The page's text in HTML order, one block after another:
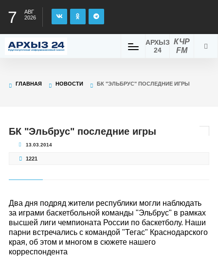
7
АВГ
2026
КЧР
FM
АРХЫЗ
24
ГЛАВНАЯ НОВОСТИ БК "ЭЛЬБРУС" ПОСЛЕДНИЕ ИГРЫ
БК "Эльбрус" последние игры
13.03.2014
1221
Два дня подряд жители республики могли наблюдать
за играми баскетбольной команды "Эльбрус" в рамках
высшей лиги чемпионата России по баскетболу. Наши
парни встречались с командой "Тегас" Краснодарского
края, об этом и многом в сюжете нашего
корреспондента